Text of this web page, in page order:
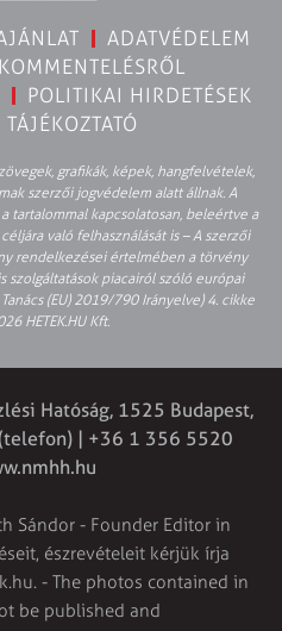
ADATVÉDELEM
POLITIKAI HIRDETÉSEK
grafikák, képek, hangfelvételek,
szerzői jogvédelem alatt állnak. A
tartalommal kapcsolatosan, beleértve a
való felhasználását is – A szerzői
rendelkezései értelmében a törvény
szolgáltatások piacairól szóló európai
(EU) 2019/790 Irányelve) 4. cikke
HETEK.HU Kft.
Hatóság, 1525 Budapest,
| +36 1 356 5520
Sándor - Founder Editor in
észrevételeit kérjük írja
. - The photos contained in
be published and